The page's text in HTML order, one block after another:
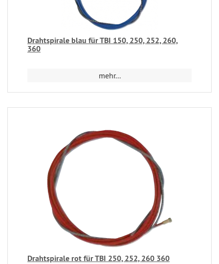
Drahtspirale blau für TBI 150, 250, 252, 260,
360
mehr...
Drahtspirale rot für TBI 250, 252, 260 360